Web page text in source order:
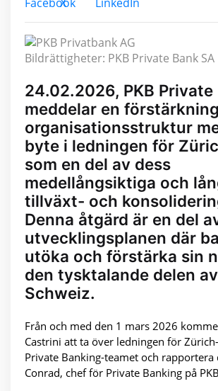
Bildrättigheter: PKB Private Bank SA
24.02.2026, PKB Private
meddelar en
organisationsstruktur
byte i ledningen för
som en del av dess
medellångsiktiga och
tillväxt- och
Denna åtgärd är en del
utvecklingsplanen där
utöka och förstärka sin
den tysktalande delen av
Schweiz.
Från och med den 1 mars 2026
Castrini att ta över ledningen för
Private Banking-teamet och
Conrad, chef för Private Banking på